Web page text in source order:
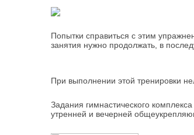
Попытки справиться с этим
занятия нужно продолжать, в
При выполнении этой тренировки
Задания гимнастического
утренней и вечерней